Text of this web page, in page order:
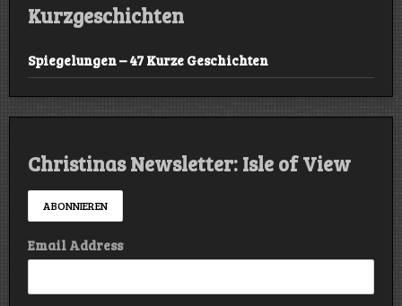
Kurzgeschichten
Spiegelungen – 47 Kurze Geschichten
Christinas Newsletter: Isle of View
Email Address